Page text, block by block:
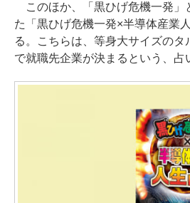
このほか、「黒ひげ危機一発」
た「黒ひげ危機一発×半導体産業
る。こちらは、等身大サイズのタ
で就職先企業が決まるという、占